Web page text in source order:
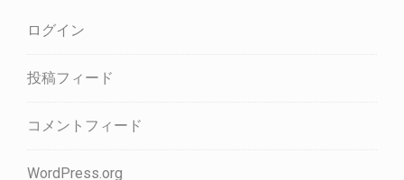
ログイン
投稿フィード
コメントフィード
WordPress.org